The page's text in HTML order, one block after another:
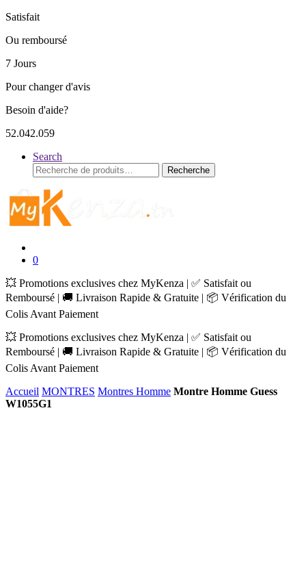
Satisfait
Ou remboursé
7 Jours
Pour changer d'avis
Besoin d'aide?
52.042.059
Search
Recherche
pour :
Recherche
0
💥 Promotions exclusives chez MyKenza | ✅ Satisfait ou
Remboursé | 🚚 Livraison Rapide & Gratuite | 📦 Vérification du
Colis Avant Paiement
💥 Promotions exclusives chez MyKenza | ✅ Satisfait ou
Remboursé | 🚚 Livraison Rapide & Gratuite | 📦 Vérification du
Colis Avant Paiement
Accueil MONTRES Montres Homme Montre Homme Guess
W1055G1